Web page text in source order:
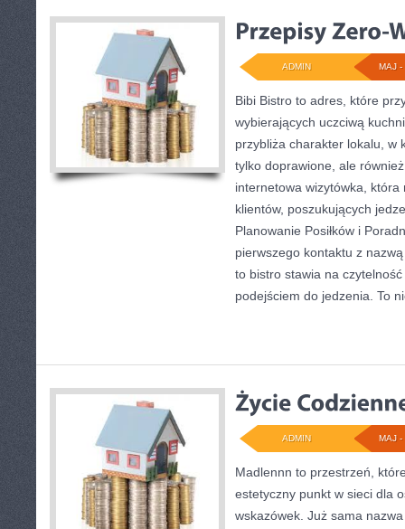
MAJ -
ADMIN
Bibi Bistro to adres, które
wybierających uczciwą
przybliża charakter lokalu, w
tylko doprawione, ale
internetowa wizytówka,
klientów, poszukujących
Planowanie Posiłków i
pierwszego kontaktu z
to bistro stawia na
podejściem do jedzenia. To
MAJ -
ADMIN
Madlennn to przestrzeń,
estetyczny punkt w sieci dla
wskazówek. Już sama